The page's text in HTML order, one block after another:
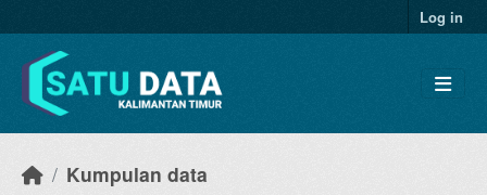
Log in
Kumpulan data